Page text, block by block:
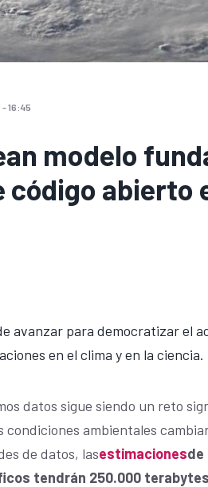
- 16:45
modelo
código abierto
avanzar para democratizar el
en el clima y en la ciencia.
datos sigue siendo un reto
ambientales
de datos, lasestimacionesde
tendrán 250.000